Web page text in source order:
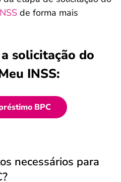
de forma mais
solicitação do
INSS:
BPC
necessários para